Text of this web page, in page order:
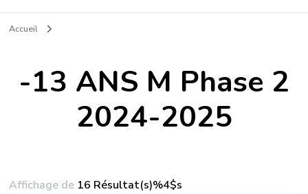
Accueil
-13 ANS M Phase 2
2024-2025
Affichage de 16 Résultat(s)%4$s